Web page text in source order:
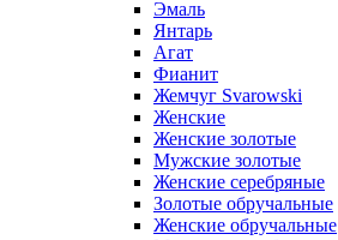
Эмаль
Янтарь
Агат
Фианит
Жемчуг Svarowski
Женские
Женские золотые
Мужские золотые
Женские серебряные
Золотые обручальные
Женские обручальные